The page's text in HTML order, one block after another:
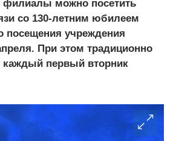
филиалы можно посетить
со 130-летним юбилеем
посещения учреждения
При этом традиционно
каждый первый вторник